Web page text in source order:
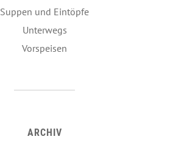
Suppen und Eintöpfe
Unterwegs
Vorspeisen
ARCHIV